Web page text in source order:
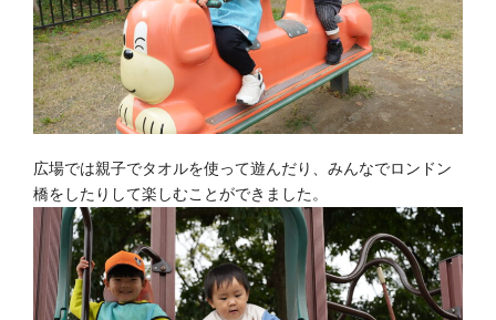
広場では親子でタオルを使って遊んだり、みんなでロンドン
橋をしたりして楽しむことができました。